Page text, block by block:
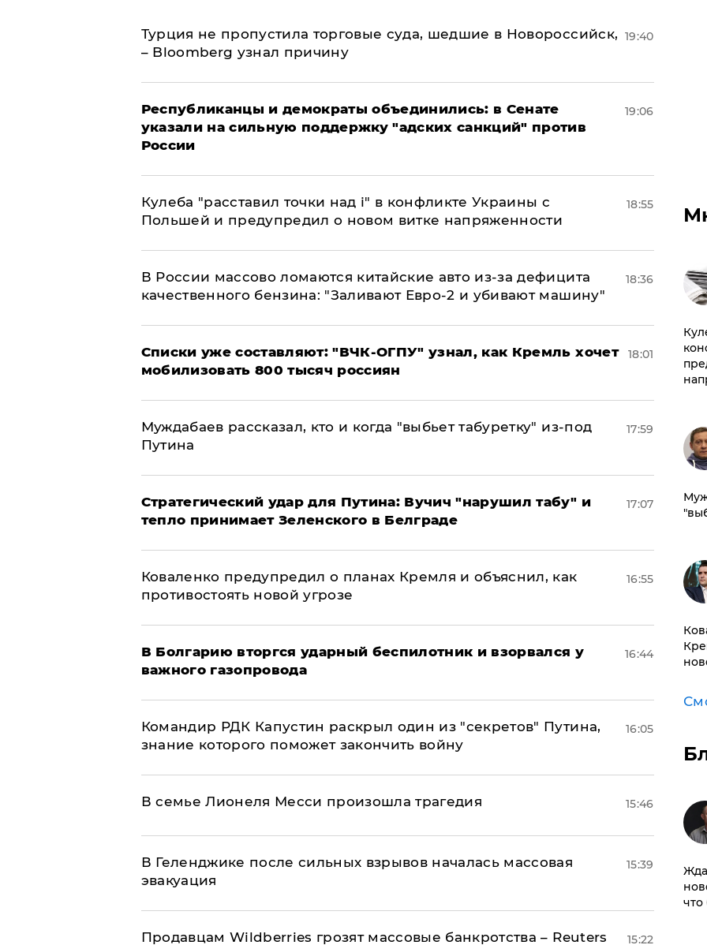
Турция не пропустила торговые суда, шедшие в Новороссийск,
– Bloomberg узнал причину
19:40
Республиканцы и демократы объединились: в Сенате
указали на сильную поддержку "адских санкций" против
России
19:06
Кулеба "расставил точки над і" в конфликте Украины с
Польшей и предупредил о новом витке напряженности
18:55
В России массово ломаются китайские авто из-за дефицита
качественного бензина: "Заливают Евро-2 и убивают машину"
18:36
Списки уже составляют: "ВЧК-ОГПУ" узнал, как Кремль хочет
мобилизовать 800 тысяч россиян
18:01
Муждабаев рассказал, кто и когда "выбьет табуретку" из-под
Путина
17:59
Стратегический удар для Путина: Вучич "нарушил табу" и
тепло принимает Зеленского в Белграде
17:07
Коваленко предупредил о планах Кремля и объяснил, как
противостоять новой угрозе
16:55
В Болгарию вторгся ударный беспилотник и взорвался у
важного газопровода
16:44
Командир РДК Капустин раскрыл один из "секретов" Путина,
знание которого поможет закончить войну
16:05
В семье Лионеля Месси произошла трагедия 15:46
В Геленджике после сильных взрывов началась массовая
эвакуация
15:39
Продавцам Wildberries грозят массовые банкротства – Reuters 15:22
что